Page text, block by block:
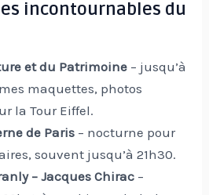
incontournables du
et du Patrimoine – jusqu’à
maquettes, photos
la Tour Eiffel.
de Paris – nocturne pour
souvent jusqu’à 21h30.
– Jacques Chirac –